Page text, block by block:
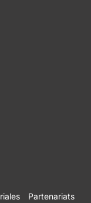
Partenariats